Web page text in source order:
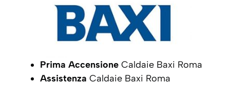
Prima Accensione Caldaie Baxi Roma
Assistenza Caldaie Baxi Roma